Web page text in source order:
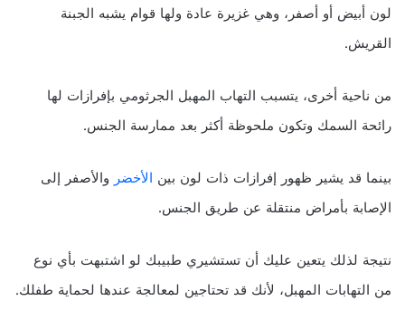
لون أبيض أو أصفر، وهي غزيرة عادة ولها قوام يشبه الجبنة
القريش.
من ناحية أخرى، يتسبب التهاب المهبل الجرثومي بإفرازات لها
رائحة السمك وتكون ملحوظة أكثر بعد ممارسة الجنس.
بينما قد يشير ظهور إفرازات ذات لون بين الأخضروالأصفر إلى
الإصابة بأمراض منتقلة عن طريق الجنس.
نتيجة لذلك يتعين عليك أن تستشيري طبيبك لو اشتبهت بأي نوع
من التهابات المهبل، لأنك قد تحتاجين لمعالجة عندها لحماية طفلك.